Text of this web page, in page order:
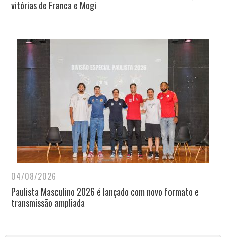
vitórias de Franca e Mogi
04/08/2026
Paulista Masculino 2026 é lançado com novo formato e
transmissão ampliada